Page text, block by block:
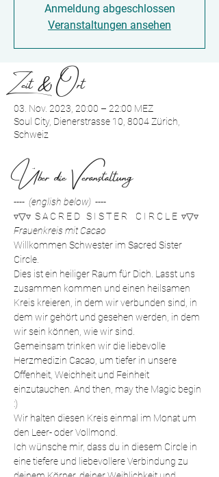
Anmeldung abgeschlossen
Veranstaltungen ansehen
Zeit & Ort
03. Nov. 2023, 20:00 – 22:00 MEZ
Soul City, Dienerstrasse 10, 8004 Zürich,
Schweiz
Über die Veranstaltung
----  (english below)  ----
▿▽▿  S A C R E D   S I S T E R    C I R C L E  ▿▽▿
Frauenkreis mit Cacao
Willkommen Schwester im Sacred Sister
Circle.
Dies ist ein heiliger Raum für Dich. Lasst uns
zusammen kommen und einen heilsamen
Kreis kreieren, in dem wir verbunden sind, in
dem wir gehört und gesehen werden, in dem
wir sein können, wie wir sind.
Gemeinsam trinken wir die liebevolle
Herzmedizin Cacao, um tiefer in unsere
Offenheit, Weichheit und Feinheit
einzutauchen. And then, may the Magic begin
:)
Wir halten diesen Kreis einmal im Monat um
den Leer- oder Vollmond.
Ich wünsche mir, dass du in diesem Circle in
eine tiefere und liebevollere Verbindung zu